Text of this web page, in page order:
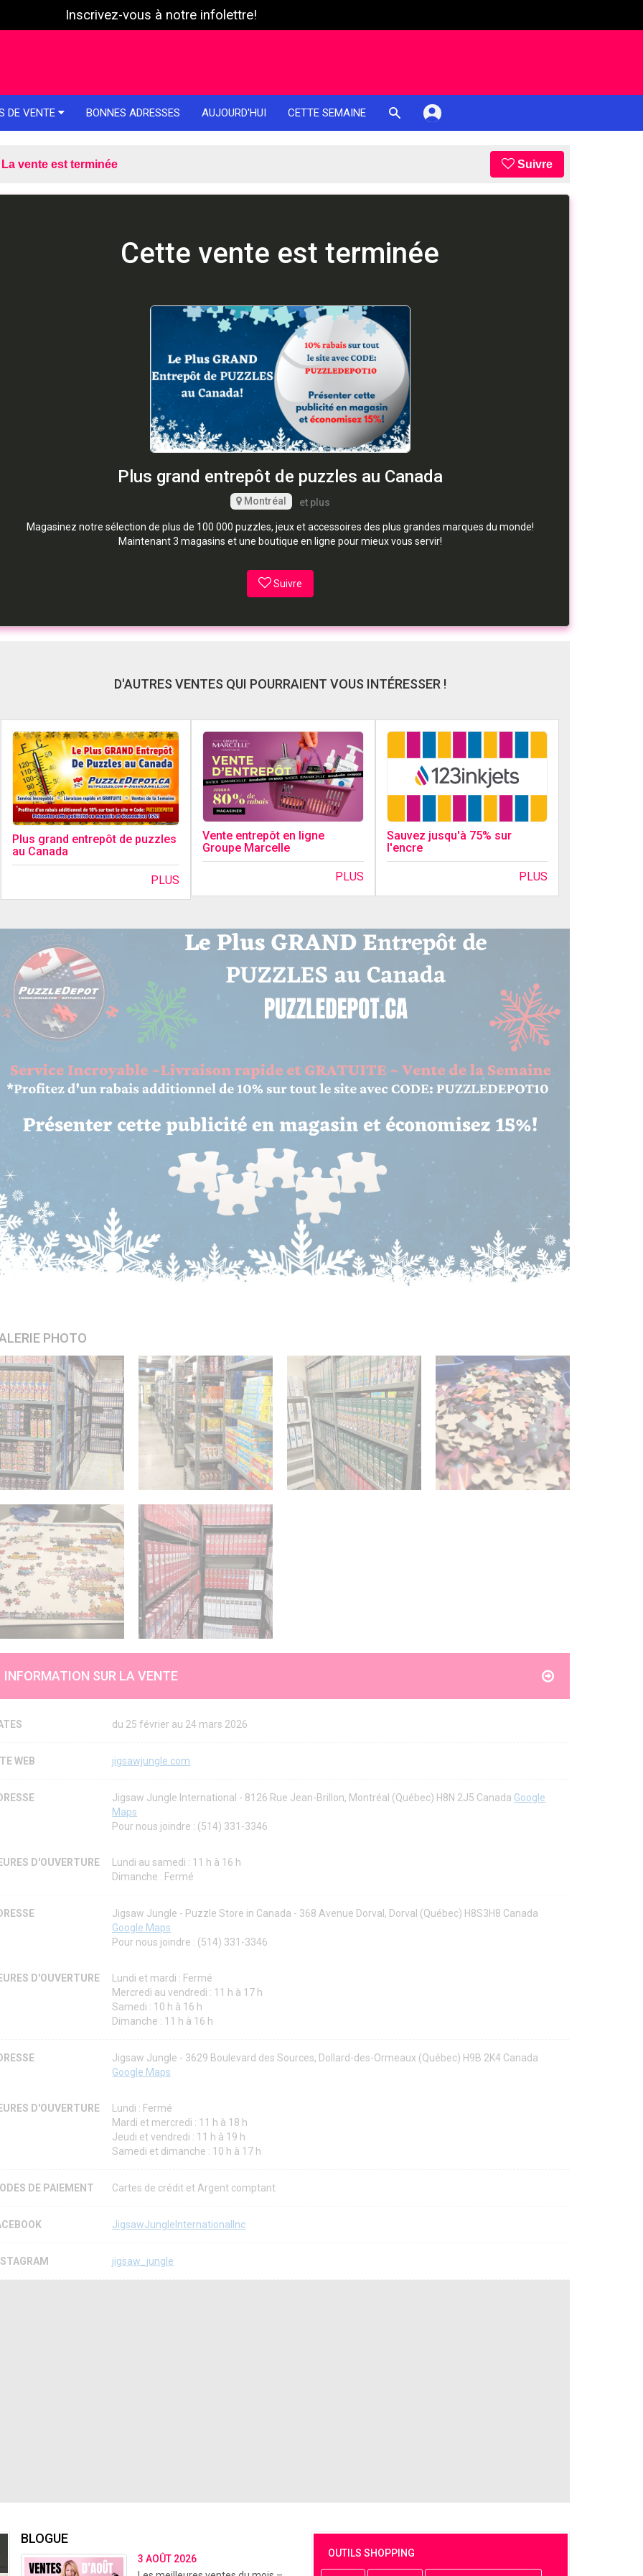
Inscrivez-vous à notre infolettre!
DE VENTE BONNES ADRESSES AUJOURD'HUI CETTE SEMAINE
La vente est terminée Suivre
Cette vente est terminée
Plus grand entrepôt de puzzles au Canada
Montréal et plus
Magasinez notre sélection de plus de 100 000 puzzles, jeux et accessoires des plus grandes marques du monde!
Maintenant 3 magasins et une boutique en ligne pour mieux vous servir!
Suivre
D'AUTRES VENTES QUI POURRAIENT VOUS INTÉRESSER !
Plus grand entrepôt de puzzles
au Canada
PLUS
Vente entrepôt en ligne
Groupe Marcelle
PLUS
Sauvez jusqu'à 75% sur
l'encre
PLUS
PHOTO
INFORMATION SUR LA VENTE
du 25 février au 24 mars 2026
WEB jigsawjungle.com
Jigsaw Jungle International - 8126 Rue Jean-Brillon, Montréal (Québec) H8N 2J5 Canada Google
Maps
Pour nous joindre : (514) 331-3346
D'OUVERTURE
Lundi au samedi : 11 h à 16 h
Dimanche : Fermé
Jigsaw Jungle - Puzzle Store in Canada - 368 Avenue Dorval, Dorval (Québec) H8S3H8 Canada
Google Maps
Pour nous joindre : (514) 331-3346
D'OUVERTURE
Lundi et mardi : Fermé
Mercredi au vendredi : 11 h à 17 h
Samedi : 10 h à 16 h
Dimanche : 11 h à 16 h
Jigsaw Jungle - 3629 Boulevard des Sources, Dollard-des-Ormeaux (Québec) H9B 2K4 Canada
Google Maps
D'OUVERTURE
Lundi : Fermé
Mardi et mercredi : 11 h à 18 h
Jeudi et vendredi : 11 h à 19 h
Samedi et dimanche : 10 h à 17 h
DE PAIEMENT Cartes de crédit et Argent comptant
JigsawJungleInternationalInc
jigsaw_jungle
OUTILS SHOPPING
BLOGUE
3 AOÛT 2026